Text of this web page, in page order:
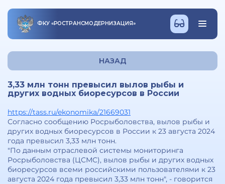
ФКУ «РОСТРАНСМОДЕРНИЗАЦИЯ»
НАЗАД
3,33 млн тонн превысил вылов рыбы и
других водных биоресурсов в России
https://tass.ru/ekonomika/21669031
Согласно сообщению Росрыболовства, вылов рыбы и
других водных биоресурсов в России к 23 августа 2024
года превысил 3,33 млн тонн.
"По данным отраслевой системы мониторинга
Росрыболовства (ЦСМС), вылов рыбы и других водных
биоресурсов всеми российскими пользователями к 23
августа 2024 года превысил 3,33 млн тонн", - говорится